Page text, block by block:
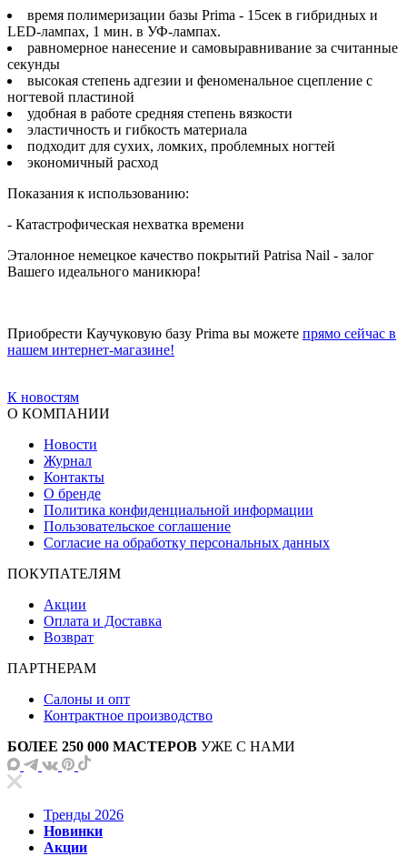
время полимеризации базы Prima - 15сек в гибридных и
LED-лампах, 1 мин. в УФ-лампах.
равномерное нанесение и самовыравнивание за считанные
секунды
высокая степень адгезии и феноменальное сцепление с
ногтевой пластиной
удобная в работе средняя степень вязкости
эластичность и гибкость материала
подходит для сухих, ломких, проблемных ногтей
экономичный расход
Показания к использованию:
- Катастрофическая нехватка времени
Эталонное немецкое качество покрытий Patrisa Nail - залог
Вашего идеального маникюра!
Приобрести Каучуковую базу Prima вы можете прямо сейчас в
нашем интернет-магазине!
К новостям
О КОМПАНИИ
Новости
Журнал
Контакты
О бренде
Политика конфиденциальной информации
Пользовательское соглашение
Согласие на обработку персональных данных
ПОКУПАТЕЛЯМ
Акции
Оплата и Доставка
Возврат
ПАРТНЕРАМ
Салоны и опт
Контрактное производство
БОЛЕЕ 250 000 МАСТЕРОВ УЖЕ С НАМИ
Тренды 2026
Новинки
Акции